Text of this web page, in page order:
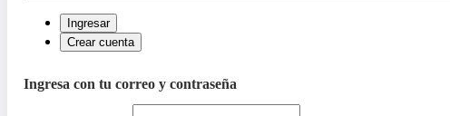
Ingresar
Crear cuenta
Ingresa con tu correo y contraseña